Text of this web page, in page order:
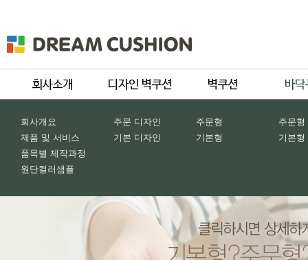
회사개요
제품 및 서비스
품목별 제작과정
원단컬러샘플
주문 디자인
기본 디자인
주문형
기본형
주문형
기본형